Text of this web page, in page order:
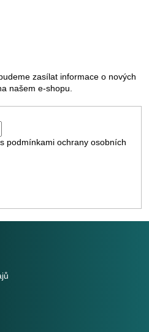
zasílat informace o nových
našem e-shopu.
podmínkami ochrany osobních